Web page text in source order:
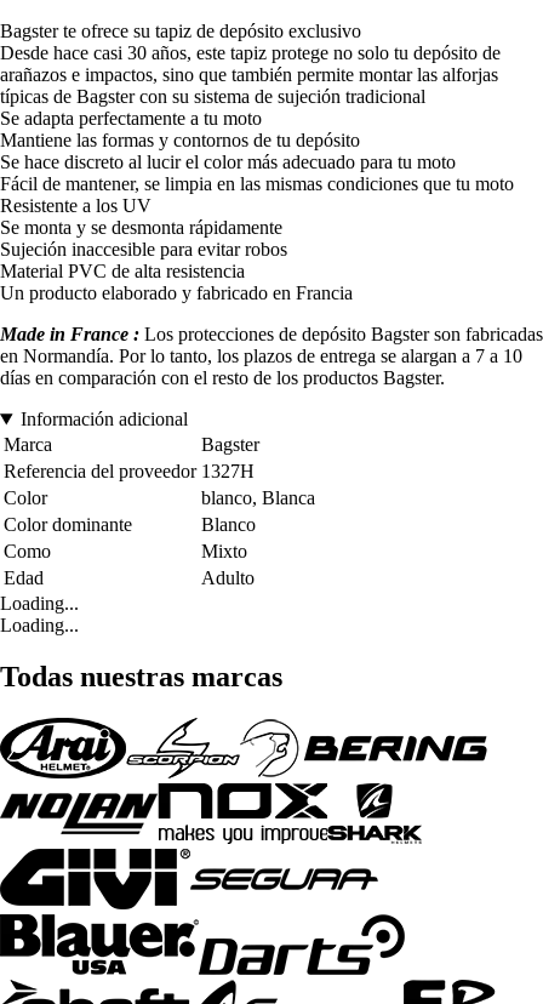
Bagster te ofrece su tapiz de depósito exclusivo
Desde hace casi 30 años, este tapiz protege no solo tu depósito de
arañazos e impactos, sino que también permite montar las alforjas
típicas de Bagster con su sistema de sujeción tradicional
Se adapta perfectamente a tu moto
Mantiene las formas y contornos de tu depósito
Se hace discreto al lucir el color más adecuado para tu moto
Fácil de mantener, se limpia en las mismas condiciones que tu moto
Resistente a los UV
Se monta y se desmonta rápidamente
Sujeción inaccesible para evitar robos
Material PVC de alta resistencia
Un producto elaborado y fabricado en Francia
Made in France : Los protecciones de depósito Bagster son fabricadas
en Normandía. Por lo tanto, los plazos de entrega se alargan a 7 a 10
días en comparación con el resto de los productos Bagster.
Información adicional
Marca
Bagster
Referencia del proveedor 1327H
Color
blanco, Blanca
Color dominante
Blanco
Como
Mixto
Edad
Adulto
Loading...
Loading...
Todas nuestras marcas